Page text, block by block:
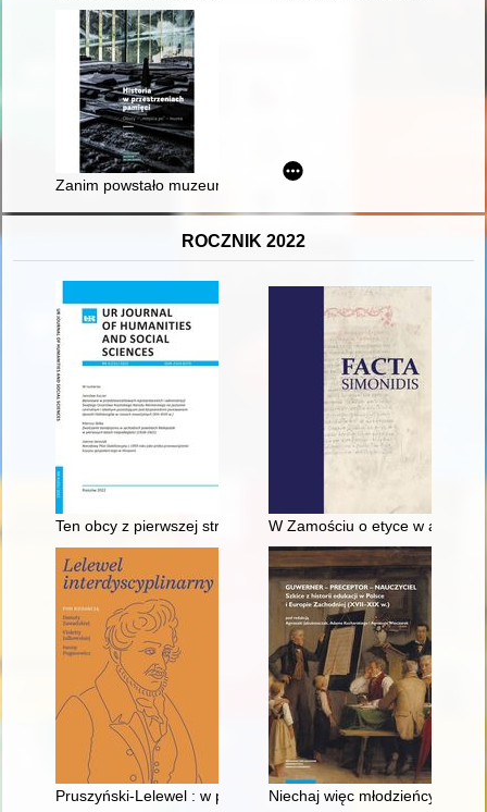
Zanim powstało muzeum : historia upamiętniania obozu
ROCZNIK 2022
Ten obcy z pierwszej strony : funkcje perswazyjne fotografii
W Zamościu o etyce w
Pruszyński-Lelewel : w poszukiwaniu syntezy : potocznym
Niechaj więc młodzieńcy